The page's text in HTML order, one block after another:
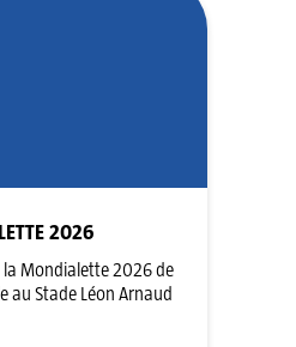
2026
la Mondialette 2026 de
au Stade Léon Arnaud